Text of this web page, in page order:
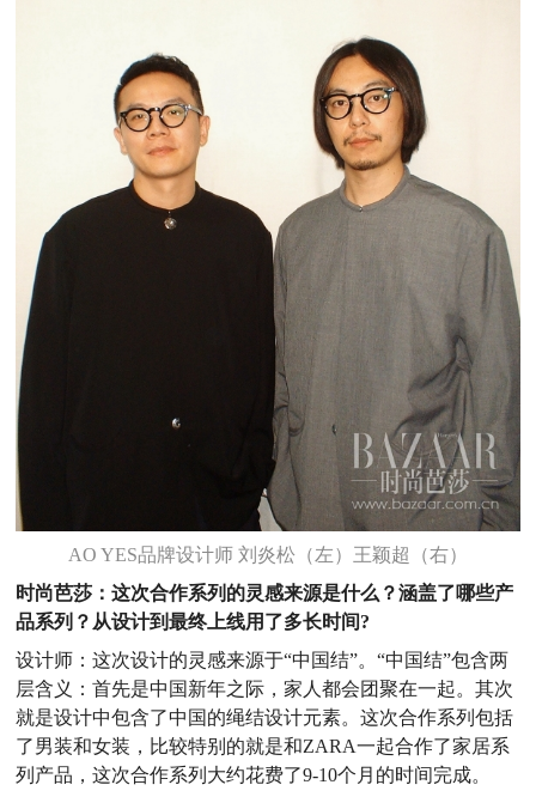
AO YES品牌设计师 刘炎松（左） 王颖超
（右）
时尚芭莎：这次合作系列的灵感来源是什么？涵盖了哪些产
品系列？从设计到最终上线用了多长时间?
设计师：这次设计的灵感来源于“中国结”。“中国结”包含两
层含义：首先是中国新年之际，家人都会团聚在一起。其次
就是设计中包含了中国的绳结设计元素。这次合作系列包括
了男装和女装，比较特别的就是和ZARA一起合作了家居系
列产品，这次合作系列大约花费了9-10个月的时间完成。